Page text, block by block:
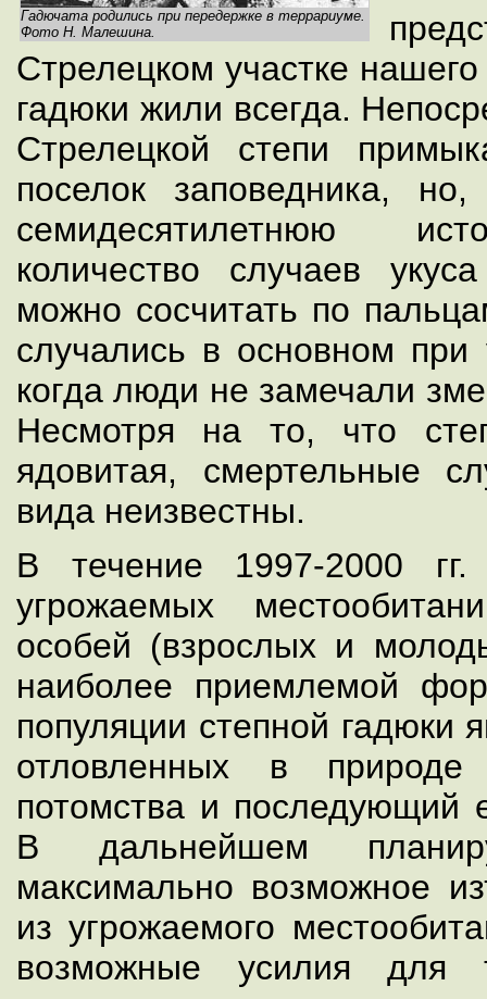
Гадючата родились при передержке в террариуме.
Фото Н. Малешина.
Стрелецком участке
гадюки жили всегда.
Стрелецкой степи
поселок заповедника,
семидесятилетнюю
количество случаев
можно сосчитать по
случались в основном при
когда люди не замечали
Несмотря на то, что
ядовитая, смертельные
вида неизвестны.
В течение 1997-2000
угрожаемых
особей (взрослых и
наиболее приемлемой
популяции степной гадюки
отловленных в
потомства и последующий
В дальнейшем
максимально возможное
из угрожаемого
возможные усилия для